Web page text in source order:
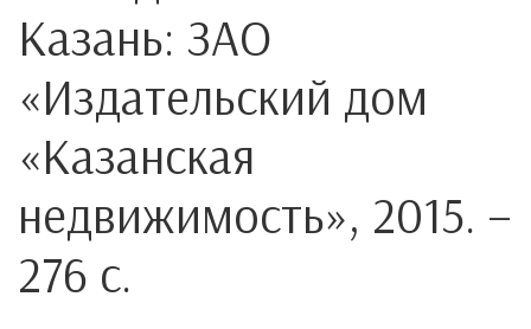
Казань: ЗАО
«Издательский дом
«Казанская
недвижимость», 2015. –
276 с.